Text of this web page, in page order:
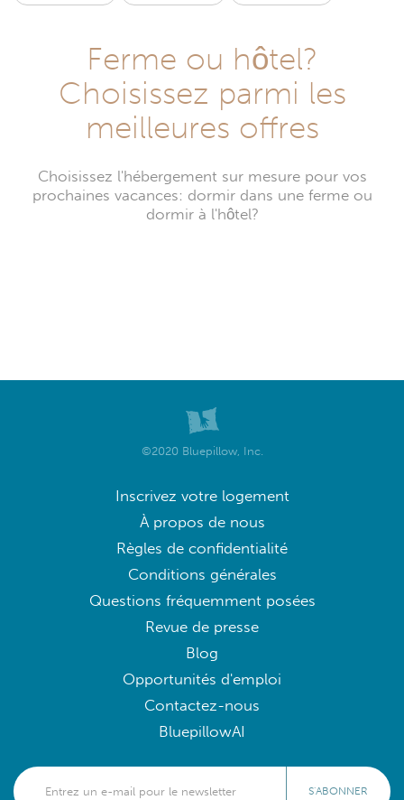
Ferme ou hôtel?
Choisissez parmi les
meilleures offres
Choisissez l'hébergement sur mesure pour vos
prochaines vacances: dormir dans une ferme ou
dormir à l'hôtel?
©2020 Bluepillow, Inc.
Inscrivez votre logement
À propos de nous
Règles de confidentialité
Conditions générales
Questions fréquemment posées
Revue de presse
Blog
Opportunités d'emploi
Contactez-nous
BluepillowAI
S'ABONNER